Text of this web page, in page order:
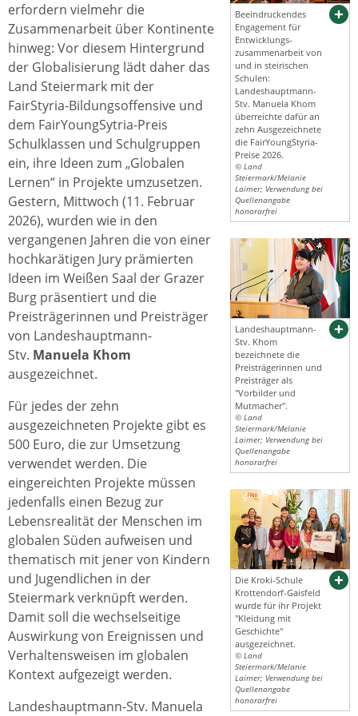
Beeindruckendes
Engagement für
Entwicklungs-
zusammenarbeit von
und in steirischen
Schulen:
Landeshauptmann-
Stv. Manuela Khom
überreichte dafür an
zehn Ausgezeichnete
die FairYoungStyria-
Preise 2026.
© Land
Steiermark/Melanie
Laimer; Verwendung bei
Quellenangabe
honorarfrei
Landeshauptmann-
Stv. Khom
bezeichnete die
Preisträgerinnen und
Preisträger als
"Vorbilder und
Mutmacher".
© Land
Steiermark/Melanie
Laimer; Verwendung bei
Quellenangabe
honorarfrei
Die Kroki-Schule
Krottendorf-Gaisfeld
wurde für ihr Projekt
"Kleidung mit
Geschichte"
ausgezeichnet.
© Land
Steiermark/Melanie
Laimer; Verwendung bei
Quellenangabe
honorarfrei
erfordern vielmehr die
Zusammenarbeit über Kontinente
hinweg: Vor diesem Hintergrund
der Globalisierung lädt daher das
Land Steiermark mit der
FairStyria-Bildungsoffensive und
dem FairYoungSytria-Preis
Schulklassen und Schulgruppen
ein, ihre Ideen zum „Globalen
Lernen“ in Projekte umzusetzen.
Gestern, Mittwoch (11. Februar
2026), wurden wie in den
vergangenen Jahren die von einer
hochkarätigen Jury prämierten
Ideen im Weißen Saal der Grazer
Burg präsentiert und die
Preisträgerinnen und Preisträger
von Landeshauptmann-
Stv. Manuela Khom
ausgezeichnet.
Für jedes der zehn
ausgezeichneten Projekte gibt es
500 Euro, die zur Umsetzung
verwendet werden. Die
eingereichten Projekte müssen
jedenfalls einen Bezug zur
Lebensrealität der Menschen im
globalen Süden aufweisen und
thematisch mit jener von Kindern
und Jugendlichen in der
Steiermark verknüpft werden.
Damit soll die wechselseitige
Auswirkung von Ereignissen und
Verhaltensweisen im globalen
Kontext aufgezeigt werden.
Landeshauptmann-Stv. Manuela